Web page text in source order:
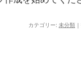
カテゴリー: 未分類 |